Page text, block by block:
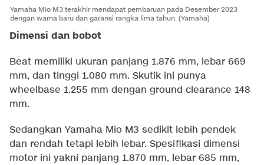
Yamaha Mio M3 terakhir mendapat pembaruan pada Desember 2023
dengan warna baru dan garansi rangka lima tahun. (Yamaha)
Dimensi dan bobot
Beat memiliki ukuran panjang 1.876 mm, lebar 669
mm, dan tinggi 1.080 mm. Skutik ini punya
wheelbase 1.255 mm dengan ground clearance 148
mm.
Sedangkan Yamaha Mio M3 sedikit lebih pendek
dan rendah tetapi lebih lebar. Spesifikasi dimensi
motor ini yakni panjang 1.870 mm, lebar 685 mm,